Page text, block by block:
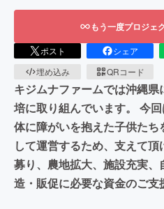
もう一度プロジェ
ポスト シェア
埋め込み
QRコード
キジムナファームでは沖縄
培に取り組んでいます。 今
体に障がいを抱えた子供た
して運営するため、支えて
募り、農地拡大、施設充実
造・販促に必要な資金のご支